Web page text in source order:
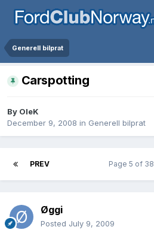
Generell bilprat
Carspotting
By OleK
December 9, 2008 in Generell bilprat
PREV Page 5 of 38
Øggi
Posted July 9, 2009